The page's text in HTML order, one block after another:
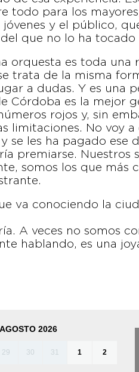
todo para los
jóvenes y el público,
del que no lo ha tocado
orquesta es toda
trata de la misma
a dudas. Y es una
Córdoba es la mejor
rojos y, sin
limitaciones. No voy
se les ha pagado ese
premiarse. Nuestros
somos los que más
va conociendo la
A veces no somos
hablando, es una
2026
29 30 31 1 2